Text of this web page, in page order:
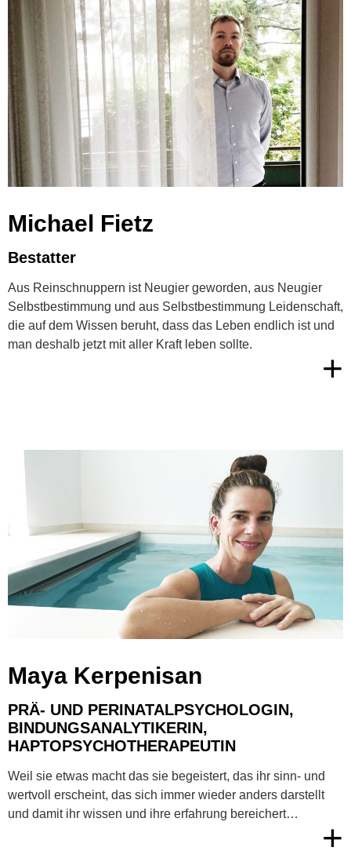
Michael Fietz
Bestatter
Aus Reinschnuppern ist Neugier geworden, aus Neugier
Selbstbestimmung und aus Selbstbestimmung Leidenschaft,
die auf dem Wissen beruht, dass das Leben endlich ist und
man deshalb jetzt mit aller Kraft leben sollte.
+
Maya Kerpenisan
PRÄ- UND PERINATALPSYCHOLOGIN,
BINDUNGSANALYTIKERIN,
HAPTOPSYCHOTHERAPEUTIN
Weil sie etwas macht das sie begeistert, das ihr sinn- und
wertvoll erscheint, das sich immer wieder anders darstellt
und damit ihr wissen und ihre erfahrung bereichert…
+